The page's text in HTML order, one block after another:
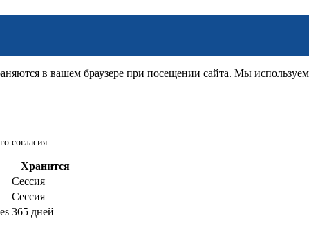
в вашем браузере при посещении сайта. Мы
согласия.
Хранится
Сессия
Сессия
365 дней